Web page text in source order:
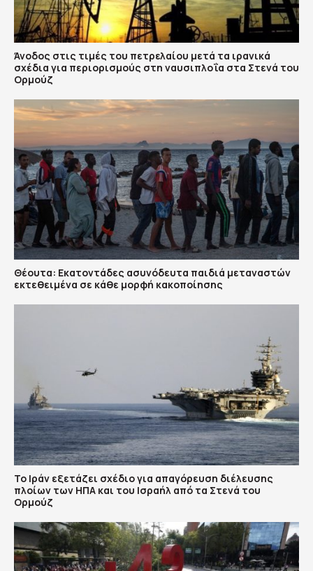
Άνοδος στις τιμές του πετρελαίου μετά τα ιρανικά
σχέδια για περιορισμούς στη ναυσιπλοΐα στα Στενά του
Ορμούζ
Θέουτα: Εκατοντάδες ασυνόδευτα παιδιά μεταναστών
εκτεθειμένα σε κάθε μορφή κακοποίησης
Το Ιράν εξετάζει σχέδιο για απαγόρευση διέλευσης
πλοίων των ΗΠΑ και του Ισραήλ από τα Στενά του
Ορμούζ